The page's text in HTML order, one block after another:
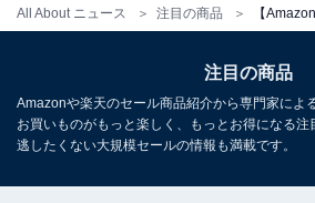
All About ニュース 注目の商品
Pioneer フリップダウンモニター
ンチ ブラック WVGA カロッツェリア
Amazonで見る
注目の商品
Amazonや楽天のセール商品紹介から専門家によ
お買いものがもっと楽しく、もっとお得になる
逃したくない大規模セールの情報も満載です。